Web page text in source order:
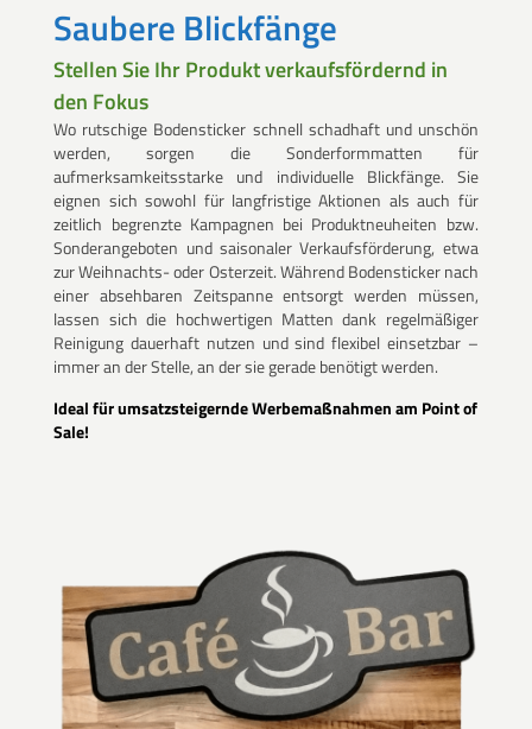
Saubere Blickfänge
Stellen Sie Ihr Produkt verkaufsfördernd in
den Fokus
Wo rutschige Bodensticker schnell schadhaft und unschön
werden, sorgen die Sonderformmatten für
aufmerksamkeitsstarke und individuelle Blickfänge. Sie
eignen sich sowohl für langfristige Aktionen als auch für
zeitlich begrenzte Kampagnen bei Produktneuheiten bzw.
Sonderangeboten und saisonaler Verkaufsförderung, etwa
zur Weihnachts- oder Osterzeit. Während Bodensticker nach
einer absehbaren Zeitspanne entsorgt werden müssen,
lassen sich die hochwertigen Matten dank regelmäßiger
Reinigung dauerhaft nutzen und sind flexibel einsetzbar –
immer an der Stelle, an der sie gerade benötigt werden.
Ideal für umsatzsteigernde Werbemaßnahmen am Point of
Sale!